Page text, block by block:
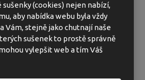
sušenky (cookies) nejen nabízí,
aby nabídka webu byla vždy
Vám, stejně jako chutnají naše
sušenek to prostě správně
vylepšit web a tím Váš
při přechodu
pevnou stravu. Skvěle se
nic, co by dětem
děti jsou skvělou